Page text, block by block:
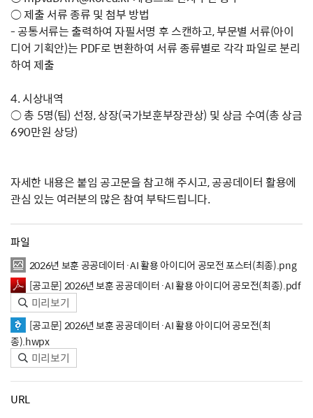
○ 제출 서류 종류 및 첨부 방법
- 공통서류는 출력하여 자필서명 후 스캔하고, 부문별 서류(아이
디어 기획안)는 PDF로 변환하여 서류 종류별로 각각 파일로 분리
하여 제출
4. 시상내역
○ 총 5명(팀) 선정, 상장(국가보훈부장관상) 및 상금 수여(총 상금
690만원 상당)
자세한 내용은 붙임 공고문을 참고해 주시고, 공공데이터 활용에
관심 있는 여러분의 많은 참여 부탁드립니다.
파일
2026년 보훈 공공데이터·AI 활용 아이디어 공모전 포스터(최종).png
[공고문] 2026년 보훈 공공데이터·AI 활용 아이디어 공모전(최종).pdf
미리보기
[공고문] 2026년 보훈 공공데이터·AI 활용 아이디어 공모전(최
종).hwpx
미리보기
URL